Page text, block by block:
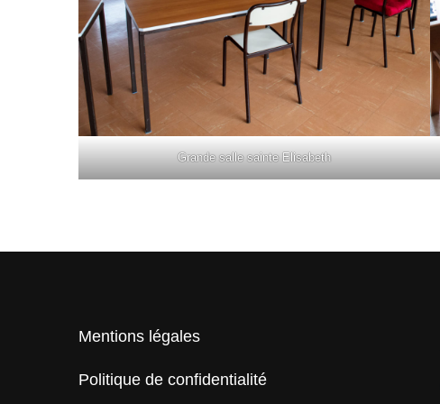
Grande salle sainte Elisabeth
Mentions légales
Politique de confidentialité